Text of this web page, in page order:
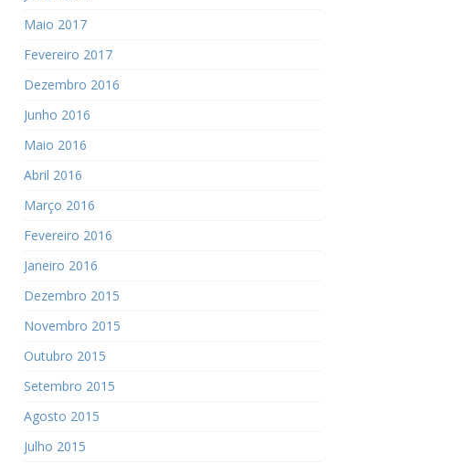
Maio 2017
Fevereiro 2017
Dezembro 2016
Junho 2016
Maio 2016
Abril 2016
Março 2016
Fevereiro 2016
Janeiro 2016
Dezembro 2015
Novembro 2015
Outubro 2015
Setembro 2015
Agosto 2015
Julho 2015